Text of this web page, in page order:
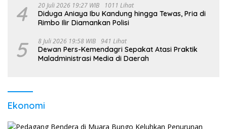
4 20 Juli 2026 19:27 WIB 1011 Lihat
Diduga Aniaya Ibu Kandung hingga Tewas, Pria di
Rimbo Ilir Diamankan Polisi
5 8 Juli 2026 19:58 WIB 941 Lihat
Dewan Pers-Kemendagri Sepakat Atasi Praktik
Maladministrasi Media di Daerah
Ekonomi